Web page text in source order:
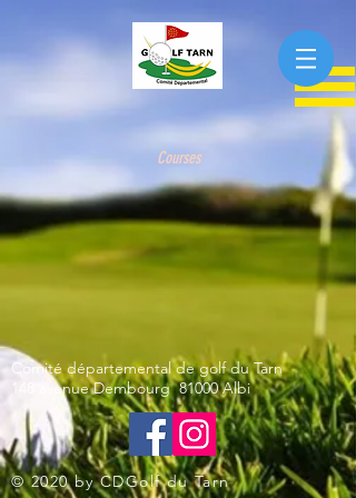
Courses
Comité départemental de golf du Tarn
148 avenue Dembourg 81000 Albi
© 2020 by CDGolf du Tarn